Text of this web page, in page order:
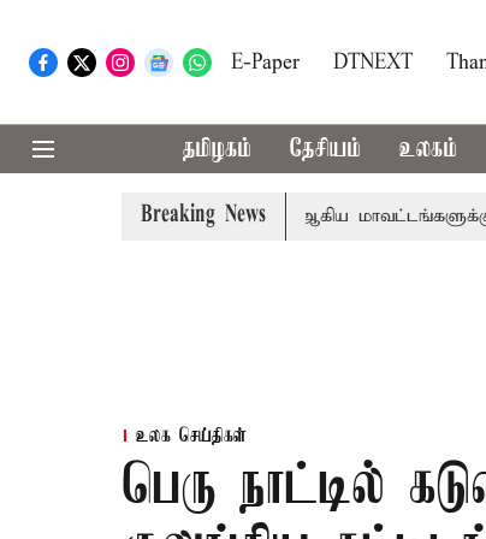
E-Paper DTNEXT
தமிழகம் தேசியம் உலகம்
Breaking News
கோவை, தேனி,நீலகிரி ஆகிய மாவட்டங்களுக்கு கன
உலக செய்திகள்
பெரு நாட்டில்